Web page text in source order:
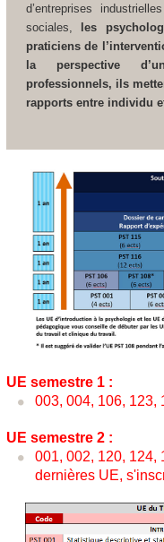
d’entreprises
sociales,
les
praticiens de
la perspective
professionnels, ils
rapports entre individu
UE semestre 1 :
003, 004, 106, 123,
UE semestre 2 :
001, 002, 120, 124,
dernières UE,